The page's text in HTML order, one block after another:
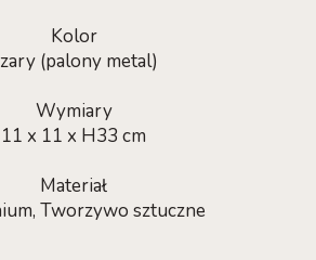
Kolor
(palony metal)
Wymiary
11 x 11 x H33 cm
Materiał
Tworzywo sztuczne